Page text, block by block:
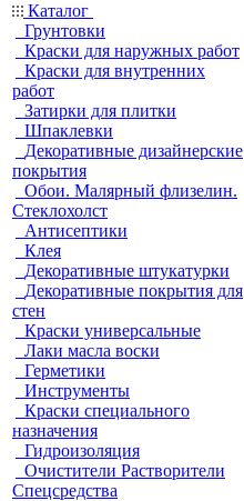
Каталог
Грунтовки
Краски для наружных работ
Краски для внутренних
работ
Затирки для плитки
Шпаклевки
Декоративные дизайнерские
покрытия
Обои. Малярный флизелин.
Стеклохолст
Антисептики
Клея
Декоративные штукатурки
Декоративные покрытия для
стен
Краски универсальные
Лаки масла воски
Герметики
Инструменты
Краски специального
назначения
Гидроизоляция
Очистители Растворители
Спецсредства